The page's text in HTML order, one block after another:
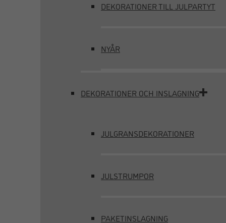
DEKORATIONER TILL JULPARTYT
NYÅR
DEKORATIONER OCH INSLAGNING
JULGRANSDEKORATIONER
JULSTRUMPOR
PAKETINSLAGNING